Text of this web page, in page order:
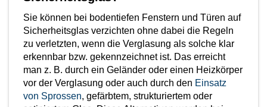
Sie können bei bodentiefen Fenstern und Türen auf
Sicherheitsglas verzichten ohne dabei die Regeln
zu verletzten, wenn die Verglasung als solche klar
erkennbar bzw. gekennzeichnet ist. Das erreicht
man z. B. durch ein Geländer oder einen Heizkörper
vor der Verglasung oder auch durch den Einsatz
von Sprossen, gefärbtem, strukturiertem oder